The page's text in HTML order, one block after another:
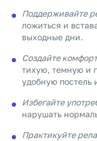
Поддерживайте
ложиться и
выходные дни.
Создайте
тихую, темную и
удобную постель
Избегайте
нарушать
Практикуйте